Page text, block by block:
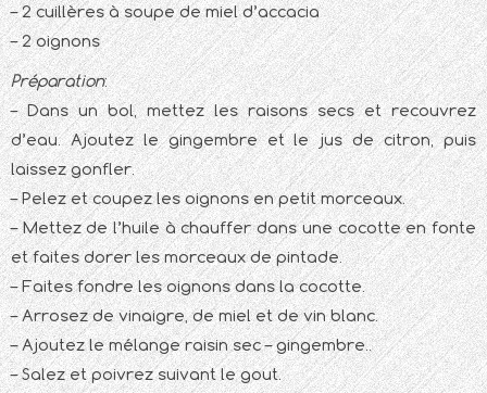
– 2 cuillères à soupe de miel d’accacia
– 2 oignons
Préparation:
– Dans un bol, mettez les raisons secs et recouvrez
d’eau. Ajoutez le gingembre et le jus de citron, puis
laissez gonfler.
– Pelez et coupez les oignons en petit morceaux.
– Mettez de l’huile à chauffer dans une cocotte en fonte
et faites dorer les morceaux de pintade.
– Faites fondre les oignons dans la cocotte.
– Arrosez de vinaigre, de miel et de vin blanc.
– Ajoutez le mélange raisin sec – gingembre..
– Salez et poivrez suivant le gout.